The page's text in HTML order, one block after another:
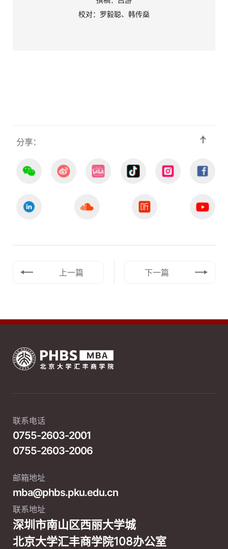
校对：罗毅聪、韩传燊
分享：
上一篇 下一篇
联系电话
0755-2603-2001
0755-2603-2006
邮箱地址
mba@phbs.pku.edu.cn
联系地址
深圳市南山区西丽大学城
北京大学汇丰商学院108办公室